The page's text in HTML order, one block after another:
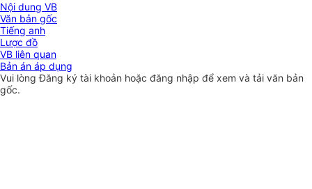
Nội dung VB
Văn bản gốc
Tiếng anh
Lược đồ
VB liên quan
Bản án áp dụng
Vui lòngĐăng ký tài khoản hoặc đăng nhập để xem và tải văn bản
gốc.